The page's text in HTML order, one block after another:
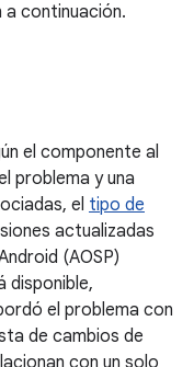
a continuación.
el componente al
problema y una
el tipo de
actualizadas
(AOSP)
disponible,
el problema con
de cambios de
con un solo